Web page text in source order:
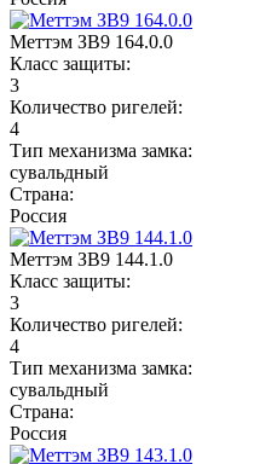
Меттэм ЗВ9 164.0.0
Класс защиты:
3
Количество ригелей:
4
Тип механизма замка:
сувальдный
Страна:
Россия
Меттэм ЗВ9 144.1.0
Класс защиты:
3
Количество ригелей:
4
Тип механизма замка:
сувальдный
Страна:
Россия